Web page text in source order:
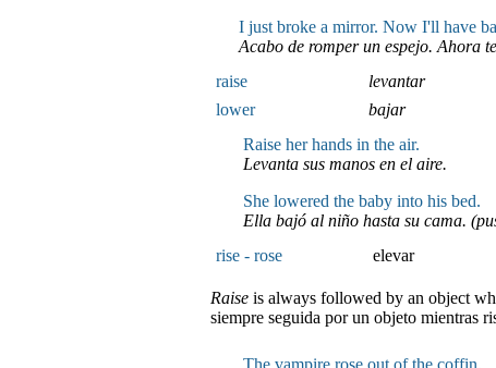
I just broke a mirror. Now I'll have
Acabo de romper un espejo. Ahora
raise
levantar
lower
bajar
Raise her hands in the air.
Levanta sus manos en el aire.
She lowered the baby into his bed.
Ella bajó al niño hasta su cama.
rise - rose
elevar
Raise is always followed by an object
siempre seguida por un objeto mientras
The vampire rose out of the coffin.